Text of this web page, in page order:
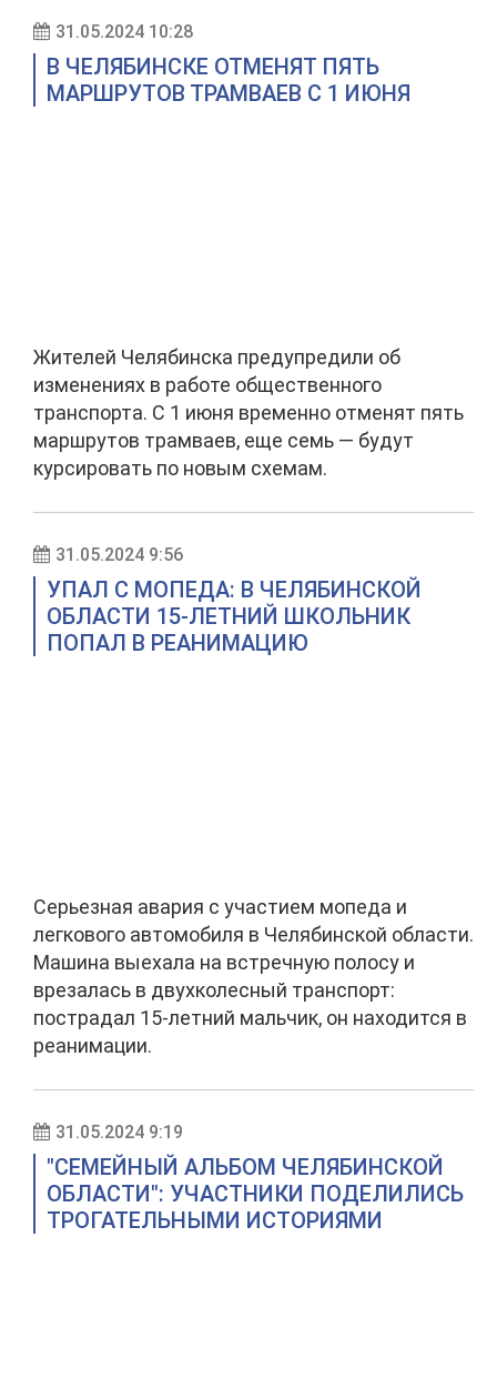
31.05.2024 10:28
В ЧЕЛЯБИНСКЕ ОТМЕНЯТ ПЯТЬ
МАРШРУТОВ ТРАМВАЕВ С 1 ИЮНЯ
Жителей Челябинска предупредили об
изменениях в работе общественного
транспорта. С 1 июня временно отменят пять
маршрутов трамваев, еще семь — будут
курсировать по новым схемам.
31.05.2024 9:56
УПАЛ С МОПЕДА: В ЧЕЛЯБИНСКОЙ
ОБЛАСТИ 15-ЛЕТНИЙ ШКОЛЬНИК
ПОПАЛ В РЕАНИМАЦИЮ
Серьезная авария с участием мопеда и
легкового автомобиля в Челябинской области.
Машина выехала на встречную полосу и
врезалась в двухколесный транспорт:
пострадал 15-летний мальчик, он находится в
реанимации.
31.05.2024 9:19
"СЕМЕЙНЫЙ АЛЬБОМ ЧЕЛЯБИНСКОЙ
ОБЛАСТИ": УЧАСТНИКИ ПОДЕЛИЛИСЬ
ТРОГАТЕЛЬНЫМИ ИСТОРИЯМИ